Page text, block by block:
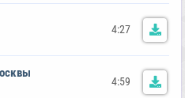
4:27
4:59